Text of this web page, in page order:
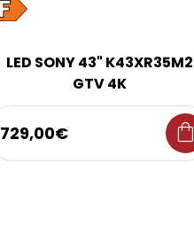
LED SONY 43" K43XR35M2
GTV 4K
729,00€ shopping_bag